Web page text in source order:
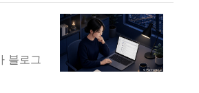
블로그